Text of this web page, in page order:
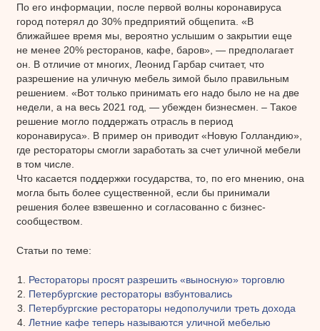
По его информации, после первой волны коронавируса
город потерял до 30% предприятий общепита. «В
ближайшее время мы, вероятно услышим о закрытии еще
не менее 20% ресторанов, кафе, баров», — предполагает
он. В отличие от многих, Леонид Гарбар считает, что
разрешение на уличную мебель зимой было правильным
решением. «Вот только принимать его надо было не на две
недели, а на весь 2021 год, — убежден бизнесмен. – Такое
решение могло поддержать отрасль в период
коронавируса». В пример он приводит «Новую Голландию»,
где рестораторы смогли заработать за счет уличной мебели
в том числе.
Что касается поддержки государства, то, по его мнению, она
могла быть более существенной, если бы принимали
решения более взвешенно и согласованно с бизнес-
сообществом.
Статьи по теме:
Рестораторы просят разрешить «выносную» торговлю
Петербургские рестораторы взбунтовались
Петербургские рестораторы недополучили треть дохода
Летние кафе теперь называются уличной мебелью